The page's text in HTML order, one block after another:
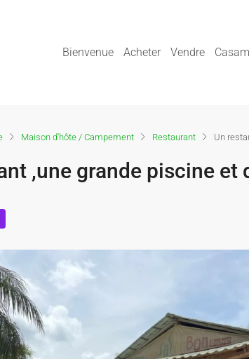
Bienvenue Acheter Vendre
Maison d'hôte / Campement Restaurant Un
,une grande piscine